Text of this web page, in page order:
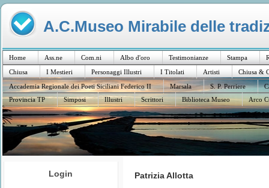
A.C.Museo Mirabile delle
Home Ass.ne Com.ni Albo d'oro Testimonianze Stampa
Chiusa
I Mestieri Personaggi Illustri I Titolati Artisti
Chiusa &
Accademia Regionale dei Poeti Siciliani Federico II
Marsala S. P. Perriere
Provincia TP
Simposi Illustri Scrittori Biblioteca Museo Arco
Login Patrizia Allotta